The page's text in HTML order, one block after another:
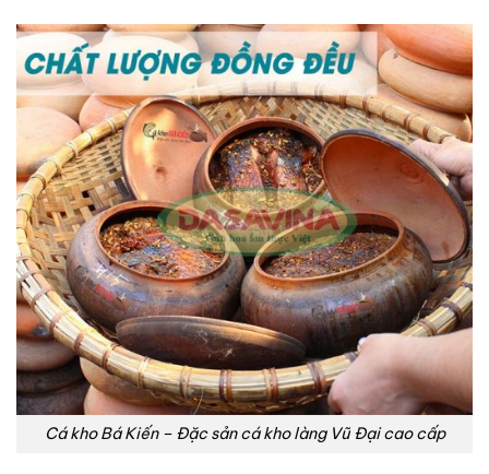
Cá kho Bá Kiến – Đặc sản cá kho làng Vũ Đại cao cấp